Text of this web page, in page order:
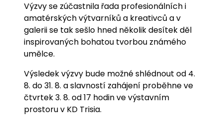
Výzvy se zúčastnila řada profesionálních i
amatérských výtvarníků a kreativců a v
galerii se tak sešlo hned několik desítek děl
inspirovaných bohatou tvorbou známého
umělce.
Výsledek výzvy bude možné shlédnout od 4.
8. do 31. 8. a slavností zahájení proběhne ve
čtvrtek 3. 8. od 17 hodin ve výstavním
prostoru v KD Trisia.